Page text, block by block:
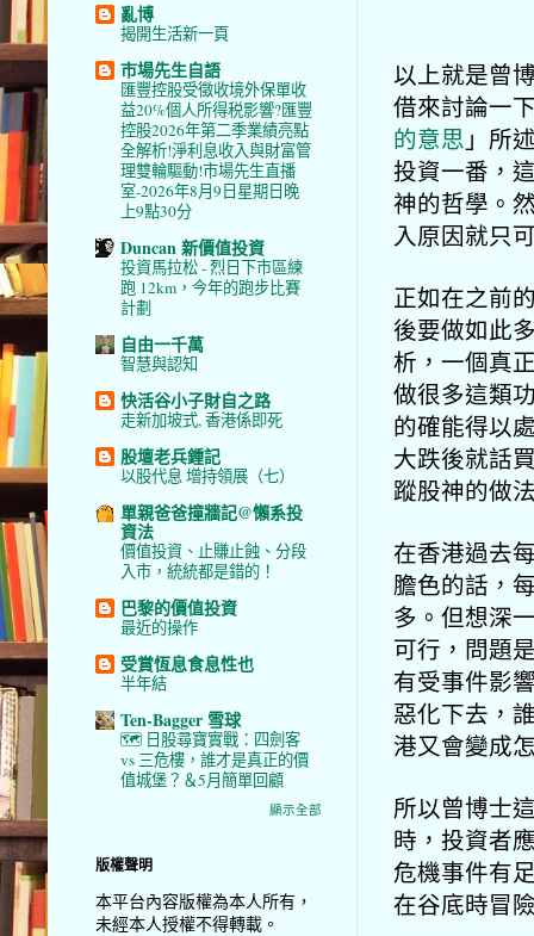
以上就是曾
借來討論一
的意思 」所
投資一番，
神的哲學。
入原因就只
正如在之前
後要做如此
析， 一個真
做很多這類
的確能得以
大跌後就話
蹤股神的做
在香港過去
膽色的話，
多。但想深
可行， 問題
有受事件影
惡化下去，
港又會變成
所以曾博士
時， 投資者
危機事件有
在谷底時冒
亂博
揭開生活新一頁
市場先生自語
匯豐控股受徵收境外保單收
益20%個人所得税影響?匯豐
控股2026年第二季業績亮點
全解析!淨利息收入與財富管
理雙輪驅動!市場先生直播
室-2026年8月9日星期日晚
上9點30分
Duncan 新價值投資
投資馬拉松 - 烈日下市區練
跑 12km，今年的跑步比賽
計劃
自由一千萬
智慧與認知
快活谷小子財自之路
走新加坡式, 香港係即死
股壇老兵鍾記
以股代息 增持領展（七）
單親爸爸撞牆記@懶系投
資法
價值投資、止賺止蝕、分段
入市，統統都是錯的！
巴黎的價值投資
最近的操作
受賞恆息食息性也
半年結
Ten-Bagger 雪球
🗺️ 日股尋寶實戰：四劍客
vs 三危樓，誰才是真正的價
值城堡？＆5月簡單回顧
顯示全部
版權聲明
本平台內容版權為本人所有，
未經本人授權不得轉載。